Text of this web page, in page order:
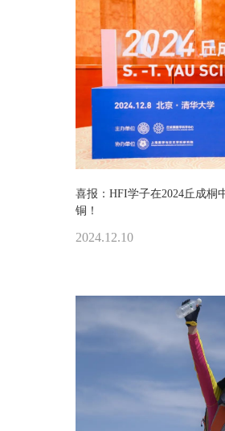
喜报：HFI学子在2024丘成桐
铜！
2024.12.10